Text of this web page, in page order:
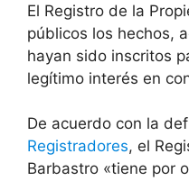
El Registro de la
públicos los hechos,
hayan sido inscritos
legítimo interés en
De acuerdo con la
Registradores, el
Barbastro «tiene por